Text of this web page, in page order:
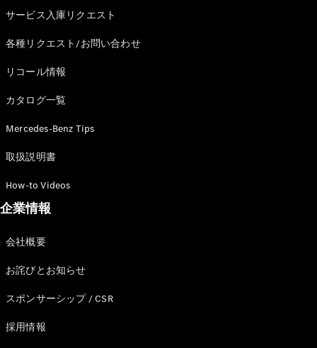
認定中古車
フェア・イ
ベント キャ
ンペーン
ス(リース/
法人のお客
認定中古車
とは
レーション
試乗リクエ
サービス入庫リクエスト
各種リクエスト/お問い合わせ
リコール情報
カタログ一覧
Mercedes-Benz Tips
取扱説明書
How-to Videos
企業情報
会社概要
お詫びとお知らせ
スポンサーシップ / CSR
採用情報